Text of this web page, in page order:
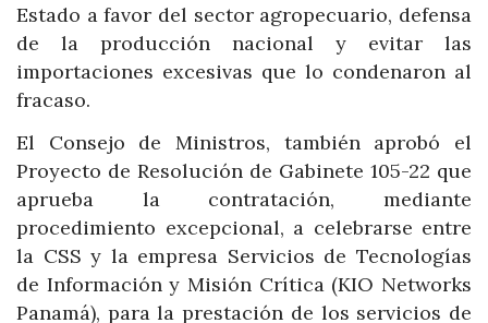
Estado a favor del sector agropecuario, defensa
de la producción nacional y evitar las
importaciones excesivas que lo condenaron al
fracaso.
El Consejo de Ministros, también aprobó el
Proyecto de Resolución de Gabinete 105-22 que
aprueba la contratación, mediante
procedimiento excepcional, a celebrarse entre
la CSS y la empresa Servicios de Tecnologías
de Información y Misión Crítica (KIO Networks
Panamá), para la prestación de los servicios de